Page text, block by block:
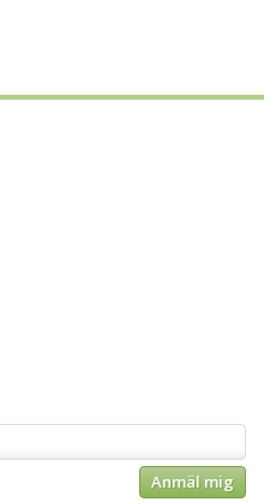
Anmäl mig